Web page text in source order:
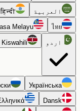
العربية हिन्दी
ไทย
Bahasa Melayu
اردو Kiswahili
Українська
Dansk
Ελληνικά